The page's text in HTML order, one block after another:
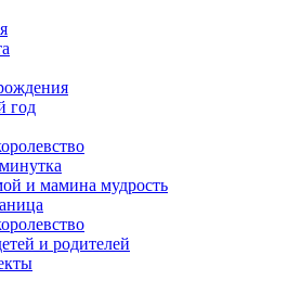
год
и мамина мудрость
и родителей